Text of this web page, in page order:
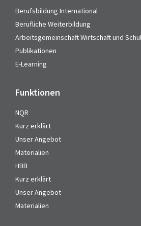
Berufsbildung International
Berufliche Weiterbildung
Arbeitsgemeinschaft Wirtschaft und
Publikationen
E-Learning
Funktionen
NQR
Kurz erklärt
Unser Angebot
Materialien
HBB
Kurz erklärt
Unser Angebot
Materialien